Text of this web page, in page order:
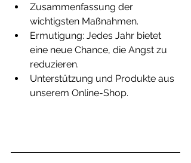
Zusammenfassung der
wichtigsten Maßnahmen.
Ermutigung: Jedes Jahr bietet
eine neue Chance, die Angst zu
reduzieren.
Unterstützung und Produkte aus
unserem Online-Shop.